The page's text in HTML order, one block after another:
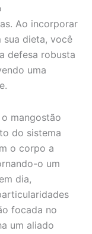
Ao incorporar
sua dieta, você
defesa robusta
uma
mangostão
do sistema
o corpo a
o um
dia,
focada no
um aliado